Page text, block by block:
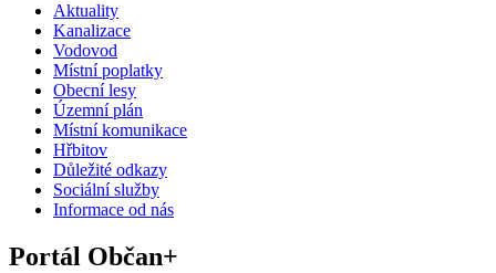
Aktuality
Kanalizace
Vodovod
Místní poplatky
Obecní lesy
Územní plán
Místní komunikace
Hřbitov
Důležité odkazy
Sociální služby
Informace od nás
Portál Občan+